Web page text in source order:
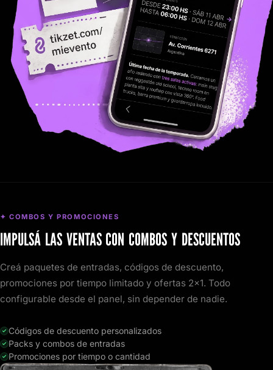
✦ COMBOS Y PROMOCIONES
IMPULSÁ LAS VENTAS CON COMBOS Y DESCUENTOS
Creá paquetes de entradas, códigos de descuento,
promociones por tiempo limitado y ofertas 2x1. Todo
configurable desde el panel, sin depender de nadie.
Códigos de descuento personalizados
Packs y combos de entradas
Promociones por tiempo o cantidad